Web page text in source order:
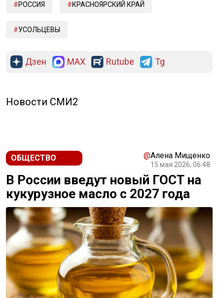
РОССИЯ КРАСНОЯРСКИЙ КРАЙ
УСОЛЬЦЕВЫ
Дзен MAX Rutube Tg
Новости СМИ2
ОБЩЕСТВО @Алена Мищенко
15 мая 2026, 06:48
В России введут новый ГОСТ на
кукурузное масло с 2027 года